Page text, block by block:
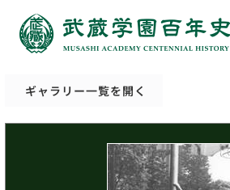
ギャラリー一覧を開く